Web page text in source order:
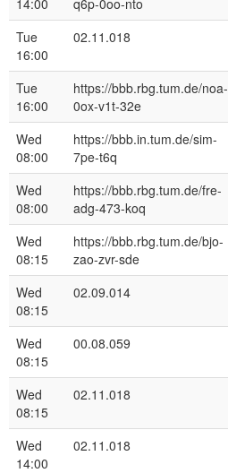
14:00 q6p-0oo-nto
Tue
16:00
02.11.018
Tue
16:00
https://bbb.rbg.tum.de/noa-
0ox-v1t-32e
Wed
08:00
https://bbb.in.tum.de/sim-
7pe-t6q
Wed
08:00
https://bbb.rbg.tum.de/fre-
adg-473-koq
Wed
08:15
https://bbb.rbg.tum.de/bjo-
zao-zvr-sde
Wed
08:15
02.09.014
Wed
08:15
00.08.059
Wed
08:15
02.11.018
Wed
14:00
02.11.018